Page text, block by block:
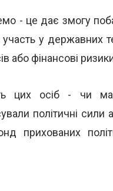
- це дає змогу
участь у державних
або фінансові
цих осіб - чи
політичні сили
прихованих